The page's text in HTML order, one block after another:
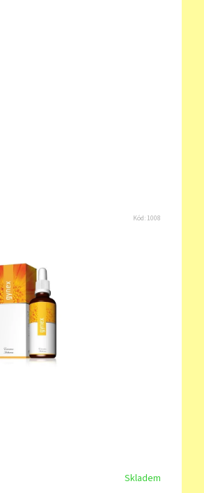
Skladem
Kód: 1008